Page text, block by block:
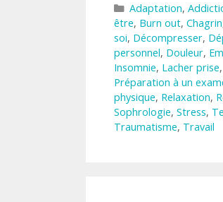
Catégories
Adaptation,
être, Burn out, Chagrin
soi, Décompresser,
personnel, Douleur,
Insomnie, Lacher prise,
Préparation à un
physique, Relaxation,
Sophrologie, Stress,
Traumatisme, Travail